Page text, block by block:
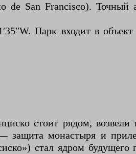
San Francisco). Точный
Парк входит в объект
стоит рядом, возвели
монастыря и
стал ядром будущего